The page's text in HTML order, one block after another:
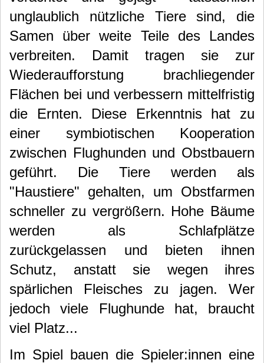
unglaublich nützliche Tiere sind, die
Samen über weite Teile des Landes
verbreiten. Damit tragen sie zur
Wiederaufforstung brachliegender
Flächen bei und verbessern mittelfristig
die Ernten. Diese Erkenntnis hat zu
einer symbiotischen Kooperation
zwischen Flughunden und Obstbauern
geführt. Die Tiere werden als
"Haustiere" gehalten, um Obstfarmen
schneller zu vergrößern. Hohe Bäume
werden als Schlafplätze
zurückgelassen und bieten ihnen
Schutz, anstatt sie wegen ihres
spärlichen Fleisches zu jagen. Wer
jedoch viele Flughunde hat, braucht
viel Platz...
Im Spiel bauen die Spieler:innen eine